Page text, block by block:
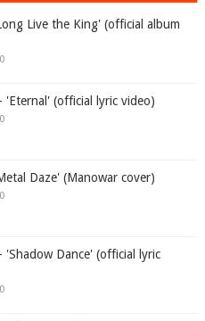
Live the King' (official album
0
'Eternal' (official lyric video)
0
Daze' (Manowar cover)
0
'Shadow Dance' (official lyric
0